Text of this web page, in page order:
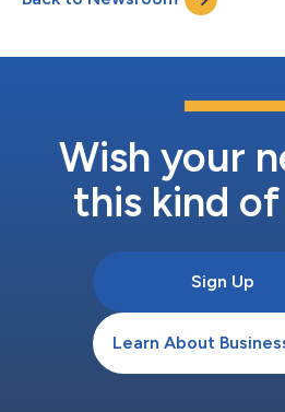
un nouvel outil de guidage...
Wish your
this kind
Sign Up
Learn About